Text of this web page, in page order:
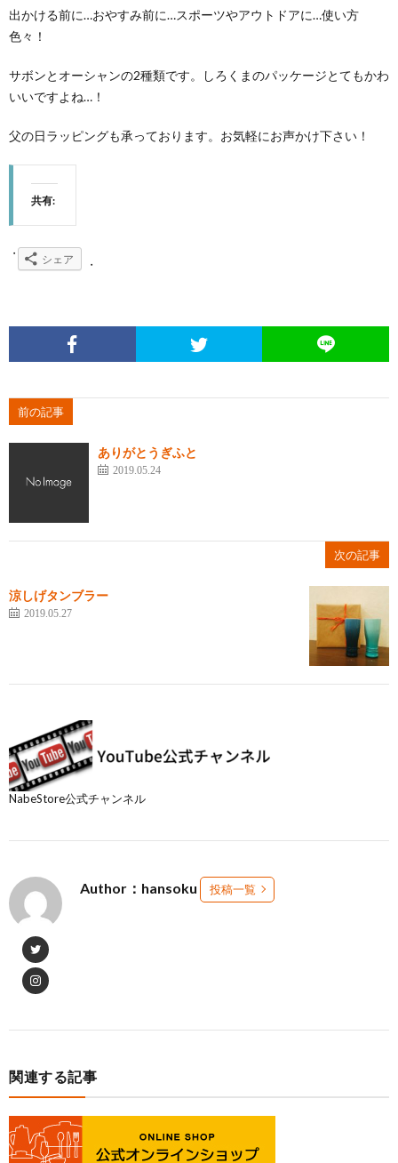
出かける前に…おやすみ前に…スポーツやアウトドアに…使い方
色々！
サボンとオーシャンの2種類です。しろくまのパッケージとてもかわ
いいですよね…！
父の日ラッピングも承っております。お気軽にお声かけ下さい！
共有:
シェア
前の記事
ありがとうぎふと
2019.05.24
次の記事
涼しげタンブラー
2019.05.27
NabeStore公式チャンネル
Author：hansoku 投稿一覧
関連する記事